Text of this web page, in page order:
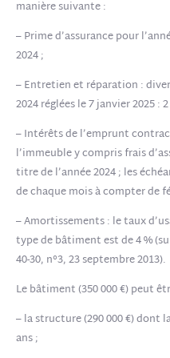
manière suivante :
– Prime d’assurance pour
2024 ;
– Entretien et réparation :
2024 réglées le 7 janvier 2025 :
– Intérêts de l’emprunt
l’immeuble y compris frais
titre de l’année 2024 ; les
de chaque mois à compter de
– Amortissements : le taux
type de bâtiment est de 4 %
40-30, n°3, 23 septembre 2013).
Le bâtiment (350 000 €) peut
– la structure (290 000 €) dont
ans ;